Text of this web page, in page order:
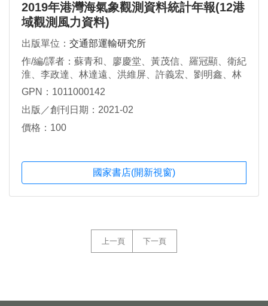
2019年港灣海氣象觀測資料統計年報(12港
域觀測風力資料)
出版單位： 交通部運輸研究所
作/編/譯者：蘇青和、廖慶堂、黃茂信、羅冠顯、衛紀
淮、李政達、林達遠、洪維屏、許義宏、劉明鑫、林
受勳、蔡金吉
GPN：1011000142
出版／創刊日期：2021-02
價格：100
國家書店(開新視窗)
上一頁 下一頁